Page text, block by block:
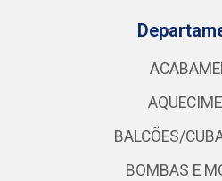
BALCÕES/
BOMBAS E